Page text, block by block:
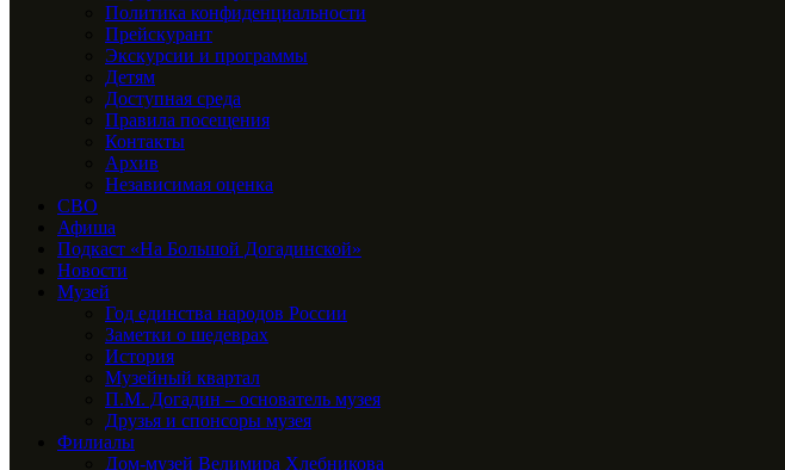
Политика конфиденциальности
Прейскурант
Экскурсии и программы
Детям
Доступная среда
Правила посещения
Контакты
Архив
Независимая оценка
СВО
Афиша
Подкаст «На Большой Догадинской»
Новости
Музей
Год единства народов России
Заметки о шедеврах
История
Музейный квартал
П.М. Догадин – основатель музея
Друзья и спонсоры музея
Филиалы
Дом-музей Велимира Хлебникова